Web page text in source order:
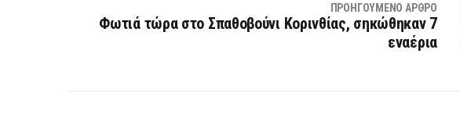
ΠΡΟΗΓΟΎΜΕΝΟ ΆΡΘΡΟ
Φωτιά τώρα στο Σπαθοβούνι Κορινθίας, σηκώθηκαν 7
εναέρια